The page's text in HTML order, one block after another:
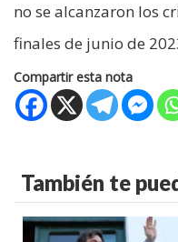
no se alcanzaron los
finales de junio de
Compartir esta nota
También te